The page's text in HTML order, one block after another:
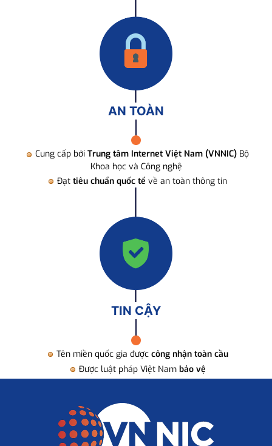
AN TOÀN
Cung cấp bởi Trung tâm Internet Việt Nam (VNNIC) Bộ
Khoa học và Công nghệ
Đạt tiêu chuẩn quốc tế về an toàn thông tin
TIN CẬY
Tên miền quốc gia được công nhận toàn cầu
Được luật pháp Việt Nam bảo vệ